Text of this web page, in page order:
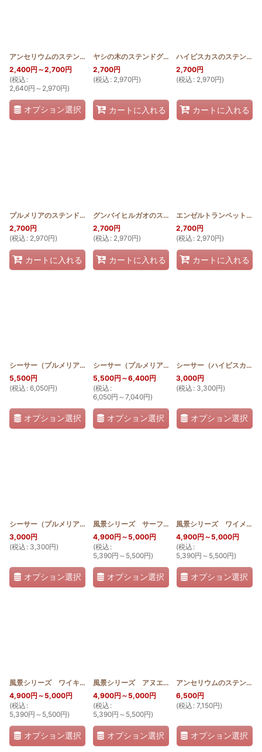
アンセリウムのステンドグラスキルトタペストリー20_25 [SGQT2025_ANTH
2,400円 ～2,700円
(税込 :
2,640円 ～2,970円)
オプション選択
ヤシの木のステンドグラスキルトタペストリー20_25
2,700円
(税込 : 2,970円)
カートに入れる
ハイビスカスのステンドグラスキルトタペストリー20_25
2,700円
(税込 : 2,970円)
カートに入れる
プルメリアのステンドグラスキルトタペストリー20_25 [SGQT2025_PUL ]
2,700円
(税込 : 2,970円)
カートに入れる
グンバイヒルガオのステンドグラスキルトタペストリー20_25
2,700円
(税込 : 2,970円)
カートに入れる
エンゼルトランペットのステンドグラスキルトタペストリー20_25
2,700円
(税込 : 2,970円)
カートに入れる
シーサー（プルメリアとハイビスカス横長Version） [
5,500円
(税込 : 6,050円)
オプション選択
シーサー（プルメリアとハイビスカス2枚セット）
5,500円 ～6,400円
(税込 :
6,050円 ～7,040円)
オプション選択
シーサー（ハイビスカス）ステンドグラスキルトタペストリー
3,000円
(税込 : 3,300円)
オプション選択
シーサー（プルメリア）ステンドグラスキルトタペストリー [
3,000円
(税込 : 3,300円)
オプション選択
風景シリーズ サーフボード [SGQ_ANUENUE]
4,900円 ～5,000円
(税込 :
5,390円 ～5,500円)
オプション選択
風景シリーズ ワイメアビーチ
4,900円 ～5,000円
(税込 :
5,390円 ～5,500円)
オプション選択
風景シリーズ ワイキキビーチ [SGQ_WAIKIKI]
4,900円 ～5,000円
(税込 :
5,390円 ～5,500円)
オプション選択
風景シリーズ アヌエヌエ [SGQ_ANUENUE]
4,900円 ～5,000円
(税込 :
5,390円 ～5,500円)
オプション選択
アンセリウムのステンドグラスキルトタペストリー
6,500円
(税込 : 7,150円)
オプション選択